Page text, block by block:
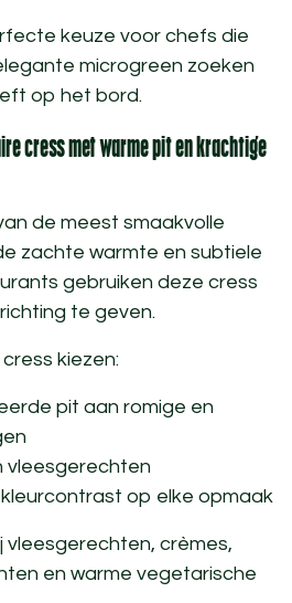
keuze voor chefs die
microgreen zoeken
op het bord.
cress met warme pit en krachtige
de meest smaakvolle
zachte warmte en subtiele
gebruiken deze cress
te geven.
kiezen:
pit aan romige en
vleesgerechten
op elke opmaak
vleesgerechten, crèmes,
en warme vegetarische